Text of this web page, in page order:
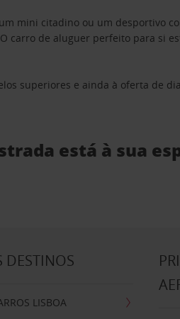
mini citadino ou um desportivo
carro de aluguer perfeito para si
superiores e ainda à oferta de
está à sua
DESTINOS
LISBOA